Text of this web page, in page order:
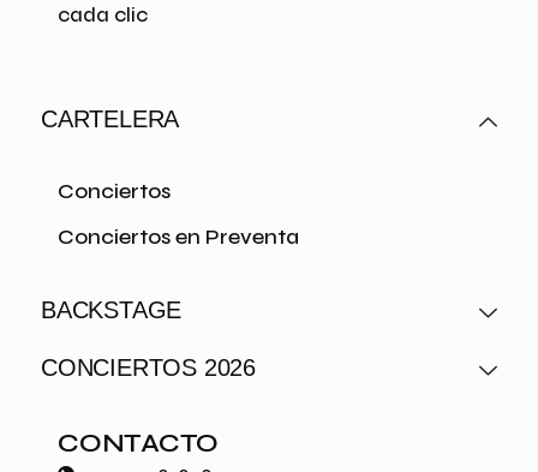
cada clic
CARTELERA
Conciertos
Conciertos en Preventa
BACKSTAGE
CONCIERTOS 2026
CONTACTO